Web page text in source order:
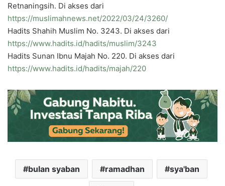
Retnaningsih. Di akses dari
https://muslimahnews.net/2022/03/24/3260/
Hadits Shahih Muslim No. 3243. Di akses dari
https://www.hadits.id/hadits/muslim/3243
Hadits Sunan Ibnu Majah No. 220. Di akses dari
https://www.hadits.id/hadits/majah/220
bulan syaban ramadhan sya'ban